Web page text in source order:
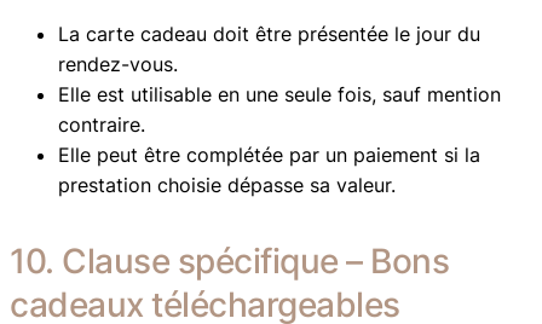
La carte cadeau doit être présentée le jour du
rendez-vous.
Elle est utilisable en une seule fois, sauf mention
contraire.
Elle peut être complétée par un paiement si la
prestation choisie dépasse sa valeur.
10. Clause spécifique – Bons
cadeaux téléchargeables